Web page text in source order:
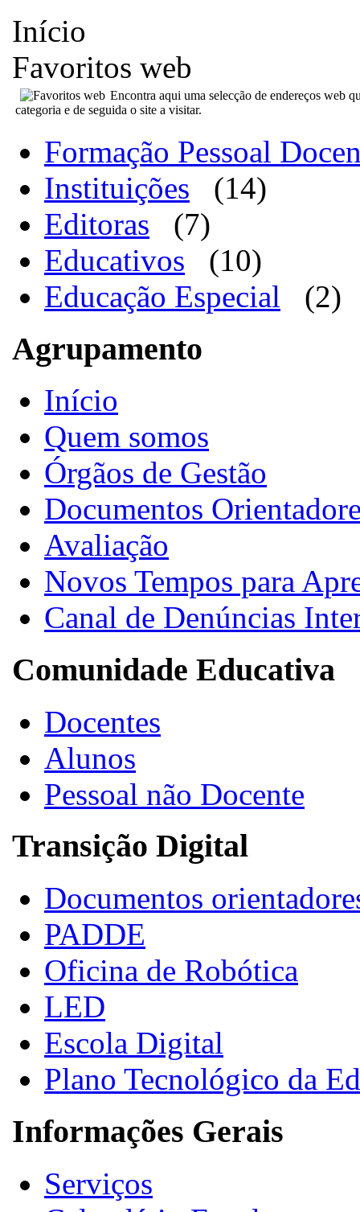
Início
Favoritos web
Encontra aqui uma selecção de endereços web
categoria e de seguida o site a visitar.
Formação Pessoal
Instituições
(14)
Editoras
(7)
Educativos
(10)
Educação Especial
(2)
Agrupamento
Início
Quem somos
Órgãos de Gestão
Documentos
Avaliação
Novos Tempos para
Canal de Denúncias
Comunidade Educativa
Docentes
Alunos
Pessoal não Docente
Transição Digital
Documentos
PADDE
Oficina de Robótica
LED
Escola Digital
Plano Tecnológico da
Informações Gerais
Serviços